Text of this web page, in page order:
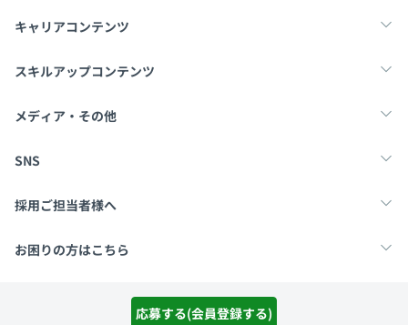
応募する(会員登録する)
キャリアコンテンツ
転職・キャリア
スキルアップコンテンツ
学習
メディア・その他
Tech Team Journal
SNS
X
採用ご担当者様へ
採用・教育をお考えの企業様へ
お困りの方はこちら
お問い合わせ・FAQ
利用規約プライバシーポリシーCookieポリシー